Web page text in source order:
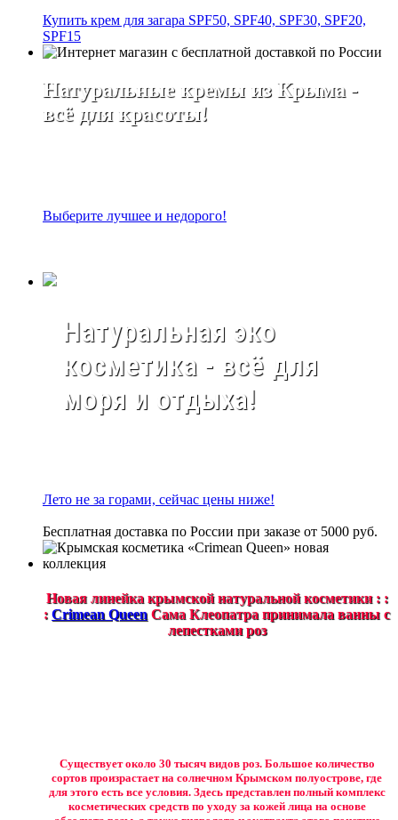
Купить крем для загара SPF50, SPF40, SPF30, SPF20,
SPF15
Натуральные кремы из Крыма -
всё для красоты!
Выберите лучшее и недорого!
Натуральная эко
косметика - всё для
моря и отдыха!
Лето не за горами, сейчас цены ниже!
Бесплатная доставка по России при заказе от 5000 руб.
Новая линейка крымской натуральной косметики : :
: Crimean Queen Сама Клеопатра принимала ванны с
лепестками роз
Существует около 30 тысяч видов роз. Большое количество
сортов произрастает на солнечном Крымском полуострове, где
для этого есть все условия. Здесь представлен полный комплекс
косметических средств по уходу за кожей лица на основе